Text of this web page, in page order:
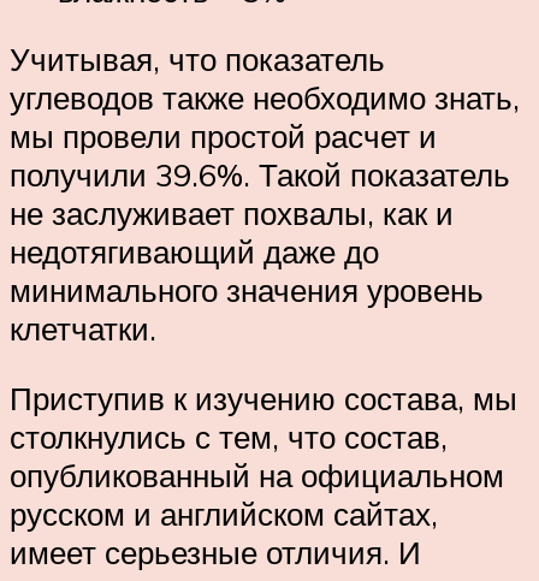
Учитывая, что показатель
углеводов также необходимо знать,
мы провели простой расчет и
получили 39.6%. Такой показатель
не заслуживает похвалы, как и
недотягивающий даже до
минимального значения уровень
клетчатки.
Приступив к изучению состава, мы
столкнулись с тем, что состав,
опубликованный на официальном
русском и английском сайтах,
имеет серьезные отличия. И